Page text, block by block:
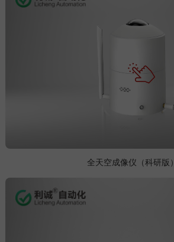
全天空成像仪（科研版）